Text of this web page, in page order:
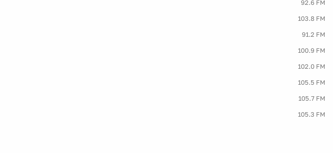
92.6 FM
103.8 FM
91.2 FM
100.9 FM
102.0 FM
105.5 FM
105.7 FM
105.3 FM